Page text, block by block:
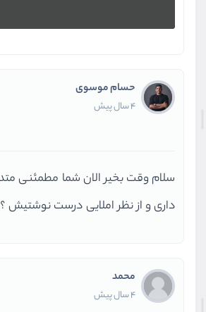
حسام موسوی
4 سال پیش
داری و از نظر املایی درست نوشتیش ؟
محمد
4 سال پیش